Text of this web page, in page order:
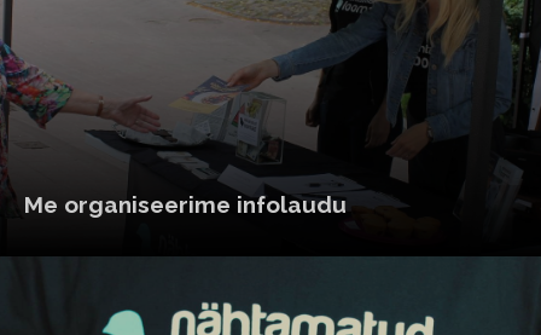
Me organiseerime infolaudu